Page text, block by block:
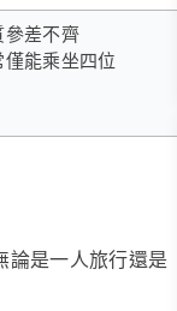
參差不齊
僅能乘坐四位
是一人旅行還是